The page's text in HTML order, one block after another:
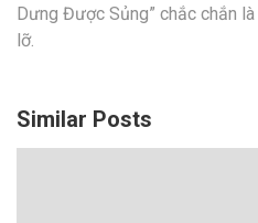
Dưng Được Sủng” chắc chắn
lỡ.
Similar Posts